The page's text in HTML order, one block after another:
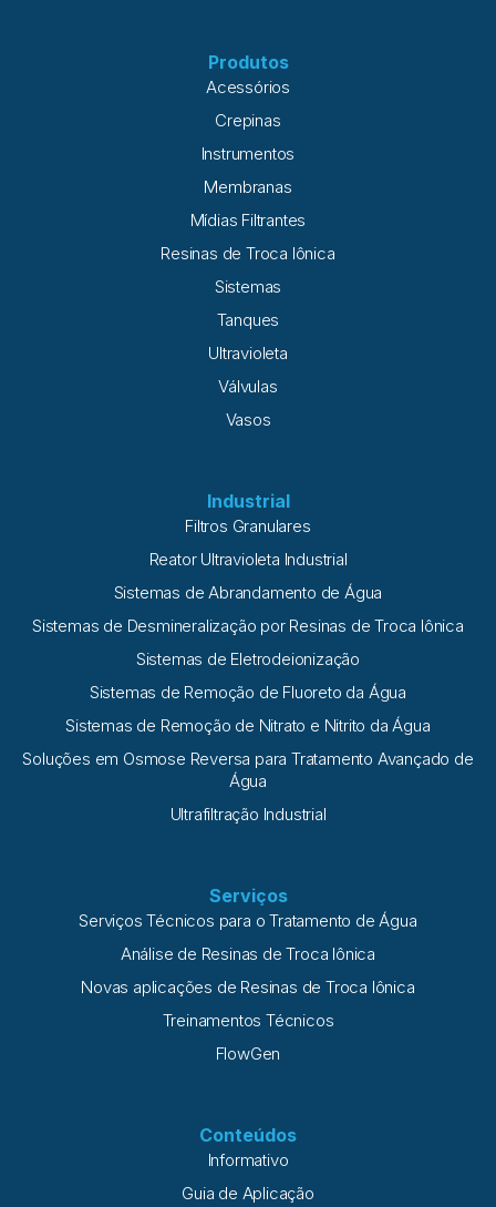
Produtos
Acessórios
Crepinas
Instrumentos
Membranas
Mídias Filtrantes
Resinas de Troca Iônica
Sistemas
Tanques
Ultravioleta
Válvulas
Vasos
Industrial
Filtros Granulares
Reator Ultravioleta Industrial
Sistemas de Abrandamento de Água
Sistemas de Desmineralização por Resinas de Troca Iônica
Sistemas de Eletrodeionização
Sistemas de Remoção de Fluoreto da Água
Sistemas de Remoção de Nitrato e Nitrito da Água
Soluções em Osmose Reversa para Tratamento Avançado de
Água
Ultrafiltração Industrial
Serviços
Serviços Técnicos para o Tratamento de Água
Análise de Resinas de Troca Iônica
Novas aplicações de Resinas de Troca Iônica
Treinamentos Técnicos
FlowGen
Conteúdos
Informativo
Guia de Aplicação